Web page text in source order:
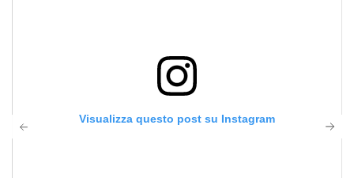
Visualizza questo post su Instagram